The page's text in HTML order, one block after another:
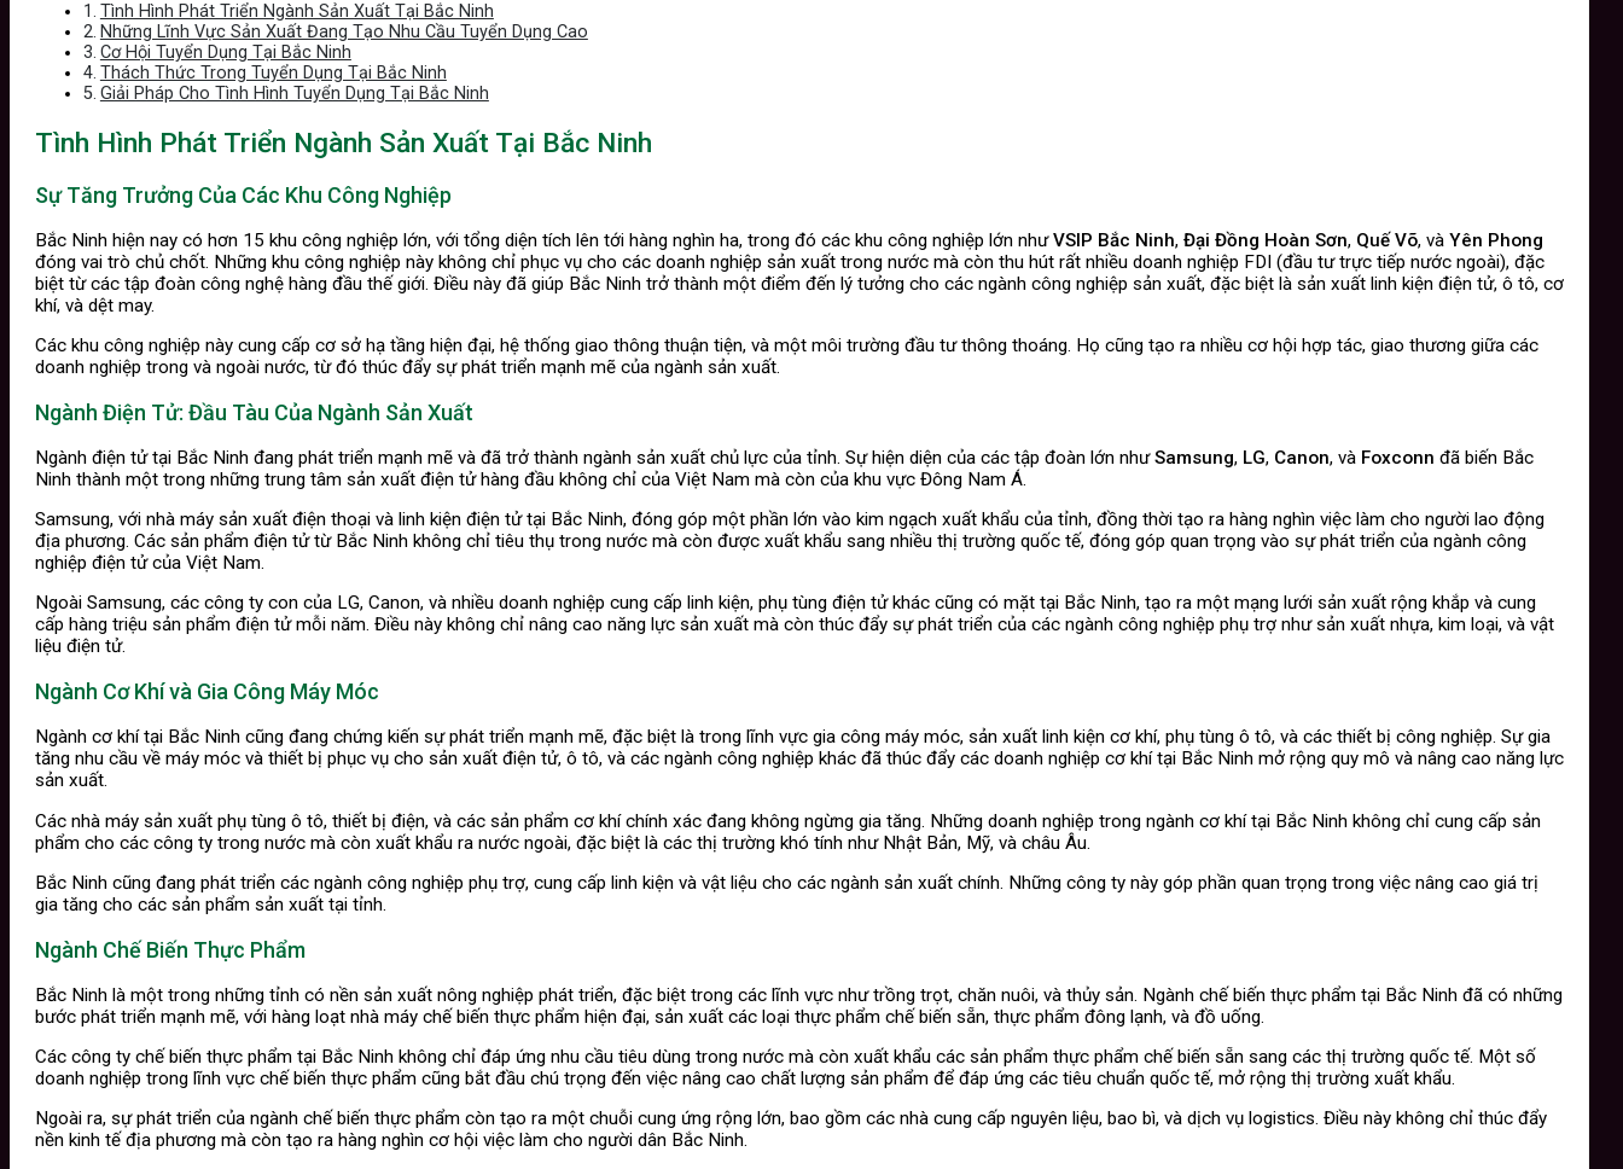
Tình Hình Phát Triển Ngành Sản Xuất Tại Bắc Ninh
Những Lĩnh Vực Sản Xuất Đang Tạo Nhu Cầu Tuyển Dụng Cao
Cơ Hội Tuyển Dụng Tại Bắc Ninh
Thách Thức Trong Tuyển Dụng Tại Bắc Ninh
Giải Pháp Cho Tình Hình Tuyển Dụng Tại Bắc Ninh
Tình Hình Phát Triển Ngành Sản Xuất Tại Bắc Ninh
Sự Tăng Trưởng Của Các Khu Công Nghiệp
Bắc Ninh hiện nay có hơn 15 khu công nghiệp lớn, với tổng diện tích lên tới hàng nghìn ha, trong đó các khu công nghiệp lớn nhưVSIP Bắc Ninh, Đại Đồng Hoàn Sơn, Quế Võ, và Yên Phong
đóng vai trò chủ chốt. Những khu công nghiệp này không chỉ phục vụ cho các doanh nghiệp sản xuất trong nước mà còn thu hút rất nhiều doanh nghiệp FDI (đầu tư trực tiếp nước ngoài), đặc
biệt từ các tập đoàn công nghệ hàng đầu thế giới. Điều này đã giúp Bắc Ninh trở thành một điểm đến lý tưởng cho các ngành công nghiệp sản xuất, đặc biệt là sản xuất linh kiện điện tử, ô tô, cơ
khí, và dệt may.
Các khu công nghiệp này cung cấp cơ sở hạ tầng hiện đại, hệ thống giao thông thuận tiện, và một môi trường đầu tư thông thoáng. Họ cũng tạo ra nhiều cơ hội hợp tác, giao thương giữa các
doanh nghiệp trong và ngoài nước, từ đó thúc đẩy sự phát triển mạnh mẽ của ngành sản xuất.
Ngành Điện Tử: Đầu Tàu Của Ngành Sản Xuất
Ngành điện tử tại Bắc Ninh đang phát triển mạnh mẽ và đã trở thành ngành sản xuất chủ lực của tỉnh. Sự hiện diện của các tập đoàn lớn nhưSamsung, LG, Canon, và Foxconn đã biến Bắc
Ninh thành một trong những trung tâm sản xuất điện tử hàng đầu không chỉ của Việt Nam mà còn của khu vực Đông Nam Á.
Samsung, với nhà máy sản xuất điện thoại và linh kiện điện tử tại Bắc Ninh, đóng góp một phần lớn vào kim ngạch xuất khẩu của tỉnh, đồng thời tạo ra hàng nghìn việc làm cho người lao động
địa phương. Các sản phẩm điện tử từ Bắc Ninh không chỉ tiêu thụ trong nước mà còn được xuất khẩu sang nhiều thị trường quốc tế, đóng góp quan trọng vào sự phát triển của ngành công
nghiệp điện tử của Việt Nam.
Ngoài Samsung, các công ty con của LG, Canon, và nhiều doanh nghiệp cung cấp linh kiện, phụ tùng điện tử khác cũng có mặt tại Bắc Ninh, tạo ra một mạng lưới sản xuất rộng khắp và cung
cấp hàng triệu sản phẩm điện tử mỗi năm. Điều này không chỉ nâng cao năng lực sản xuất mà còn thúc đẩy sự phát triển của các ngành công nghiệp phụ trợ như sản xuất nhựa, kim loại, và vật
liệu điện tử.
Ngành Cơ Khí và Gia Công Máy Móc
Ngành cơ khí tại Bắc Ninh cũng đang chứng kiến sự phát triển mạnh mẽ, đặc biệt là trong lĩnh vực gia công máy móc, sản xuất linh kiện cơ khí, phụ tùng ô tô, và các thiết bị công nghiệp. Sự gia
tăng nhu cầu về máy móc và thiết bị phục vụ cho sản xuất điện tử, ô tô, và các ngành công nghiệp khác đã thúc đẩy các doanh nghiệp cơ khí tại Bắc Ninh mở rộng quy mô và nâng cao năng lực
sản xuất.
Các nhà máy sản xuất phụ tùng ô tô, thiết bị điện, và các sản phẩm cơ khí chính xác đang không ngừng gia tăng. Những doanh nghiệp trong ngành cơ khí tại Bắc Ninh không chỉ cung cấp sản
phẩm cho các công ty trong nước mà còn xuất khẩu ra nước ngoài, đặc biệt là các thị trường khó tính như Nhật Bản, Mỹ, và châu Âu.
Bắc Ninh cũng đang phát triển các ngành công nghiệp phụ trợ, cung cấp linh kiện và vật liệu cho các ngành sản xuất chính. Những công ty này góp phần quan trọng trong việc nâng cao giá trị
gia tăng cho các sản phẩm sản xuất tại tỉnh.
Ngành Chế Biến Thực Phẩm
Bắc Ninh là một trong những tỉnh có nền sản xuất nông nghiệp phát triển, đặc biệt trong các lĩnh vực như trồng trọt, chăn nuôi, và thủy sản. Ngành chế biến thực phẩm tại Bắc Ninh đã có những
bước phát triển mạnh mẽ, với hàng loạt nhà máy chế biến thực phẩm hiện đại, sản xuất các loại thực phẩm chế biến sẵn, thực phẩm đông lạnh, và đồ uống.
Các công ty chế biến thực phẩm tại Bắc Ninh không chỉ đáp ứng nhu cầu tiêu dùng trong nước mà còn xuất khẩu các sản phẩm thực phẩm chế biến sẵn sang các thị trường quốc tế. Một số
doanh nghiệp trong lĩnh vực chế biến thực phẩm cũng bắt đầu chú trọng đến việc nâng cao chất lượng sản phẩm để đáp ứng các tiêu chuẩn quốc tế, mở rộng thị trường xuất khẩu.
Ngoài ra, sự phát triển của ngành chế biến thực phẩm còn tạo ra một chuỗi cung ứng rộng lớn, bao gồm các nhà cung cấp nguyên liệu, bao bì, và dịch vụ logistics. Điều này không chỉ thúc đẩy
nền kinh tế địa phương mà còn tạo ra hàng nghìn cơ hội việc làm cho người dân Bắc Ninh.